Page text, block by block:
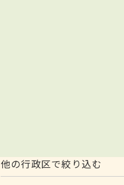
他の行政区で絞り込む